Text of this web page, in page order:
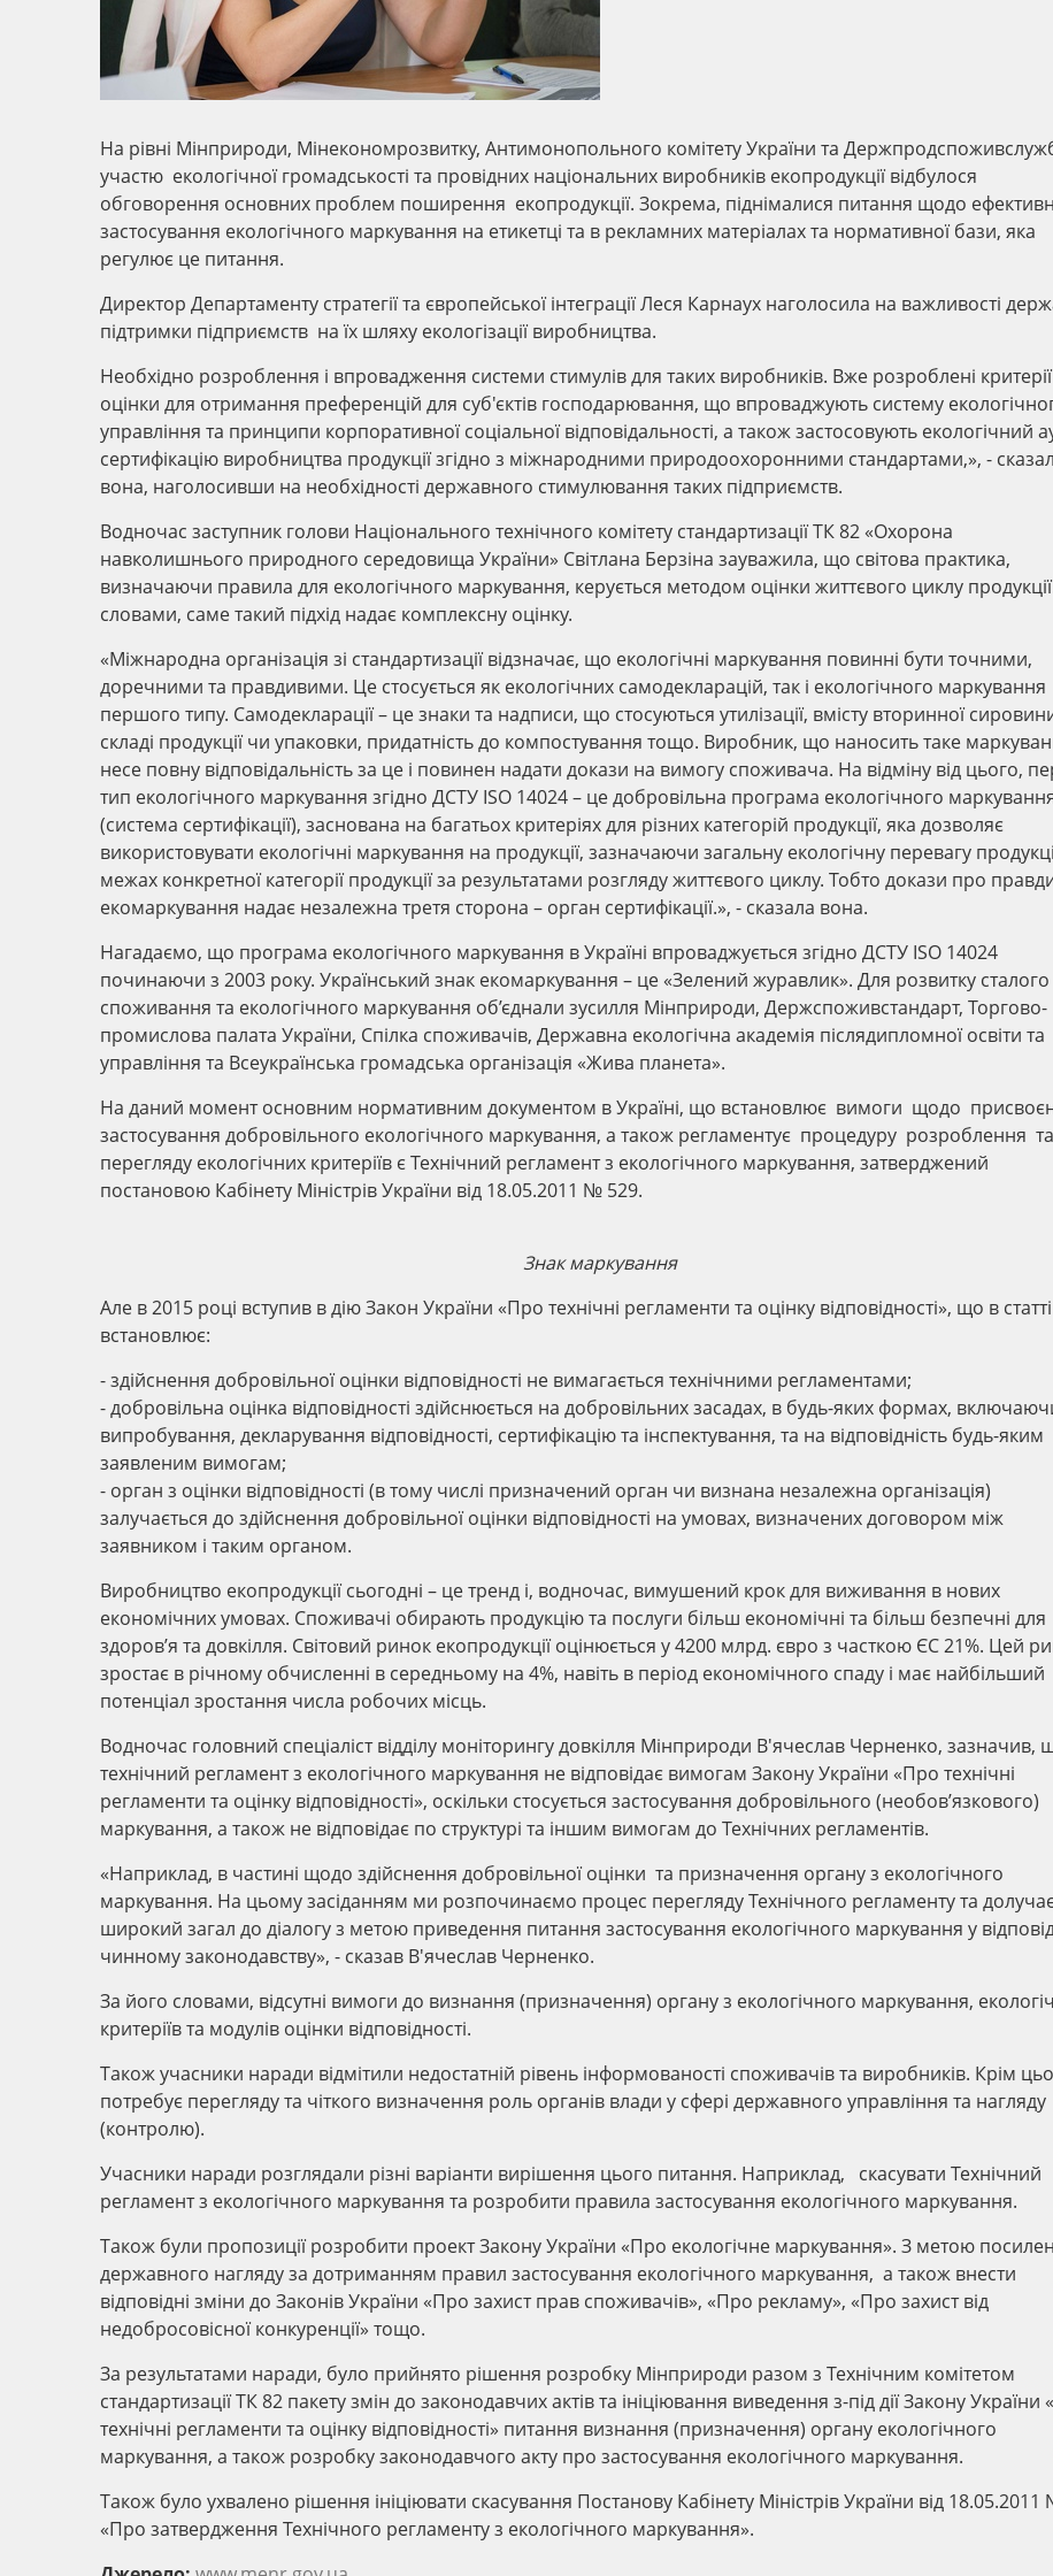
На рівні Мінприроди, Мінекономрозвитку, Антимонопольного комітету України та
участю екологічної громадськості та провідних національних виробників екопродукції відбулося
обговорення основних проблем поширення екопродукції. Зокрема, піднімалися питання щодо
застосування екологічного маркування на етикетці та в рекламних матеріалах та нормативної бази, яка
регулює це питання.
Директор Департаменту стратегії та європейської інтеграції Леся Карнаух наголосила на важливості
підтримки підприємств на їх шляху екологізації виробництва.
Необхідно розроблення і впровадження системи стимулів для таких виробників. Вже розроблені критерії
оцінки для отримання преференцій для суб'єктів господарювання, що впроваджують систему
управління та принципи корпоративної соціальної відповідальності, а також застосовують екологічний
сертифікацію виробництва продукції згідно з міжнародними природоохоронними стандартами,», -
вона, наголосивши на необхідності державного стимулювання таких підприємств.
Водночас заступник голови Національного технічного комітету стандартизації ТК 82 «Охорона
навколишнього природного середовища України» Світлана Берзіна зауважила, що світова практика,
визначаючи правила для екологічного маркування, керується методом оцінки життєвого циклу продукції.
словами, саме такий підхід надає комплексну оцінку.
«Міжнародна організація зі стандартизації відзначає, що екологічні маркування повинні бути точними,
доречними та правдивими. Це стосується як екологічних самодекларацій, так і екологічного маркування
першого типу. Самодекларації – це знаки та надписи, що стосуються утилізації, вмісту вторинної
складі продукції чи упаковки, придатність до компостування тощо. Виробник, що наносить таке
несе повну відповідальність за це і повинен надати докази на вимогу споживача. На відміну від цього,
тип екологічного маркування згідно ДСТУ ISO 14024 – це добровільна програма екологічного
(система сертифікації), заснована на багатьох критеріях для різних категорій продукції, яка дозволяє
використовувати екологічні маркування на продукції, зазначаючи загальну екологічну перевагу
межах конкретної категорії продукції за результатами розгляду життєвого циклу. Тобто докази про
екомаркування надає незалежна третя сторона – орган сертифікації.», - сказала вона.
Нагадаємо, що програма екологічного маркування в Україні впроваджується згідно ДСТУ ISO 14024
починаючи з 2003 року. Український знак екомаркування – це «Зелений журавлик». Для розвитку сталого
споживання та екологічного маркування об’єднали зусилля Мінприроди, Держспоживстандарт, Торгово-
промислова палата України, Спілка споживачів, Державна екологічна академія післядипломної освіти та
управління та Всеукраїнська громадська організація «Жива планета».
На даний момент основним нормативним документом в Україні, що встановлює вимоги щодо
застосування добровільного екологічного маркування, а також регламентує процедуру розроблення та
перегляду екологічних критеріїв є Технічний регламент з екологічного маркування, затверджений
постановою Кабінету Міністрів України від 18.05.2011 № 529.
Знак маркування
Але в 2015 році вступив в дію Закон України «Про технічні регламенти та оцінку відповідності», що в
встановлює:
- здійснення добровільної оцінки відповідності не вимагається технічними регламентами;
- добровільна оцінка відповідності здійснюється на добровільних засадах, в будь-яких формах,
випробування, декларування відповідності, сертифікацію та інспектування, та на відповідність будь-яким
заявленим вимогам;
- орган з оцінки відповідності (в тому числі призначений орган чи визнана незалежна організація)
залучається до здійснення добровільної оцінки відповідності на умовах, визначених договором між
заявником і таким органом.
Виробництво екопродукції сьогодні – це тренд і, водночас, вимушений крок для виживання в нових
економічних умовах. Споживачі обирають продукцію та послуги більш економічні та більш безпечні для
здоров’я та довкілля. Світовий ринок екопродукції оцінюється у 4200 млрд. євро з часткою ЄС 21%. Цей
зростає в річному обчисленні в середньому на 4%, навіть в період економічного спаду і має найбільший
потенціал зростання числа робочих місць.
Водночас головний спеціаліст відділу моніторингу довкілля Мінприроди В'ячеслав Черненко, зазначив,
технічний регламент з екологічного маркування не відповідає вимогам Закону України «Про технічні
регламенти та оцінку відповідності», оскільки стосується застосування добровільного (необов’язкового)
маркування, а також не відповідає по структурі та іншим вимогам до Технічних регламентів.
«Наприклад, в частині щодо здійснення добровільної оцінки та призначення органу з екологічного
маркування. На цьому засіданням ми розпочинаємо процес перегляду Технічного регламенту та
широкий загал до діалогу з метою приведення питання застосування екологічного маркування у
чинному законодавству», - сказав В'ячеслав Черненко.
За його словами, відсутні вимоги до визнання (призначення) органу з екологічного маркування,
критеріїв та модулів оцінки відповідності.
Також учасники наради відмітили недостатній рівень інформованості споживачів та виробників. Крім
потребує перегляду та чіткого визначення роль органів влади у сфері державного управління та нагляду
(контролю).
Учасники наради розглядали різні варіанти вирішення цього питання. Наприклад, скасувати Технічний
регламент з екологічного маркування та розробити правила застосування екологічного маркування.
Також були пропозиції розробити проект Закону України «Про екологічне маркування». З метою
державного нагляду за дотриманням правил застосування екологічного маркування, а також внести
відповідні зміни до Законів України «Про захист прав споживачів», «Про рекламу», «Про захист від
недобросовісної конкуренції» тощо.
За результатами наради, було прийнято рішення розробку Мінприроди разом з Технічним комітетом
стандартизації ТК 82 пакету змін до законодавчих актів та ініціювання виведення з-під дії Закону України
технічні регламенти та оцінку відповідності» питання визнання (призначення) органу екологічного
маркування, а також розробку законодавчого акту про застосування екологічного маркування.
Також було ухвалено рішення ініціювати скасування Постанову Кабінету Міністрів України від
«Про затвердження Технічного регламенту з екологічного маркування».